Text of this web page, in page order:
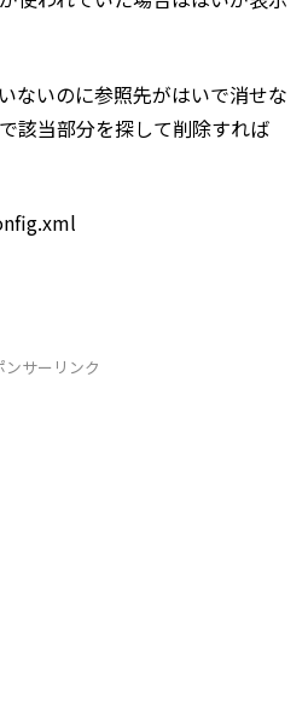
ないのに参照先がはいで消せな
該当部分を探して削除すれば
ンサーリンク